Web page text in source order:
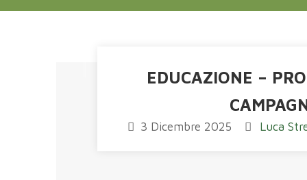
EDUCAZIONE –
3 Dicembre 2025 Luca